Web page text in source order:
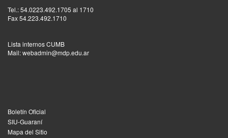
Tel.: 54.0223.492.1705 al 1710
Fax 54.223.492.1710
Lista internos CUMB
Mail: webadmin@mdp.edu.ar
Boletín Oficial
SIU-Guaraní
Mapa del Sitio